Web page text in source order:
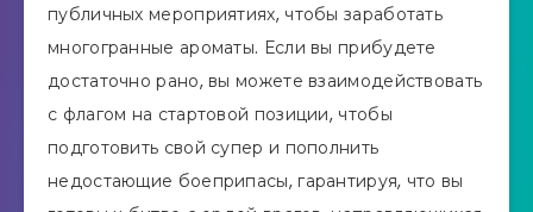
публичных мероприятиях, чтобы заработать
многогранные ароматы. Если вы прибудете
достаточно рано, вы можете взаимодействовать
с флагом на стартовой позиции, чтобы
подготовить свой супер и пополнить
недостающие боеприпасы, гарантируя, что вы